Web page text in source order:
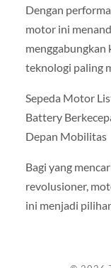
Dengan
motor ini
menggabungkan
teknologi paling
Sepeda Motor
Battery
Depan Mobilitas
Bagi yang
revolusioner,
ini menjadi